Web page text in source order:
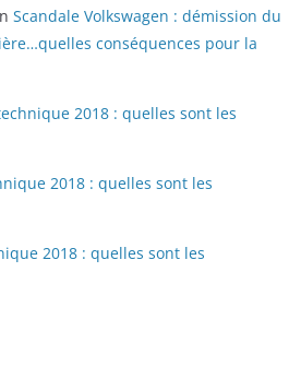
Scandale Volkswagen : démission du
conséquences pour la
2018 : quelles sont les
2018 : quelles sont les
2018 : quelles sont les